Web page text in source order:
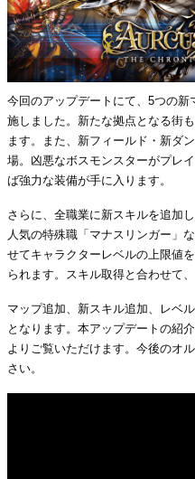
今回のアップデートにて、5つの
施しました。新たな拠点となる街
ます。また、新フィールド・新ダ
場。凶悪なボスモンスターがプレ
ば強力な装備が手に入ります。
さらに、全職業に新スキルを追加
人気の特殊職「マナスリンガー」
せてキャラクターレベルの上限値
られます。スキル取得と合わせて
マップ追加、新スキル追加、レベ
となります。本アップデートの紹
よりご覧いただけます。今後のオ
さい。